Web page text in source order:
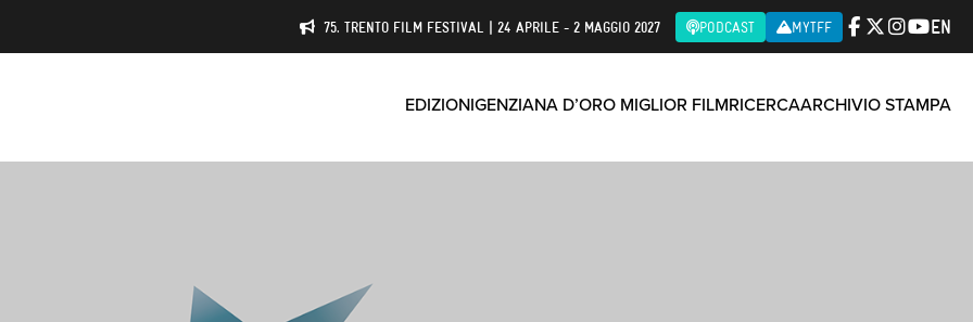
75. TRENTO FILM FESTIVAL | 24 APRILE - 2 MAGGIO 2027 PODCAST MYTFF EN
EDIZIONIGENZIANA D’ORO MIGLIOR FILMRICERCAARCHIVIO STAMPA